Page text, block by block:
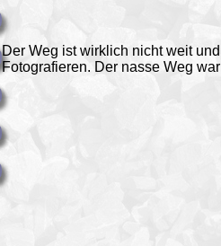
Der Weg ist wirklich nicht weit
Fotografieren. Der nasse Weg